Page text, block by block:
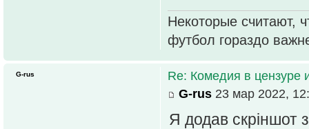
Некоторые считают,
футбол гораздо
Re: Комедия в цензуре
G-rus 23 мар 2022,
Я додав скріншот
G-rus